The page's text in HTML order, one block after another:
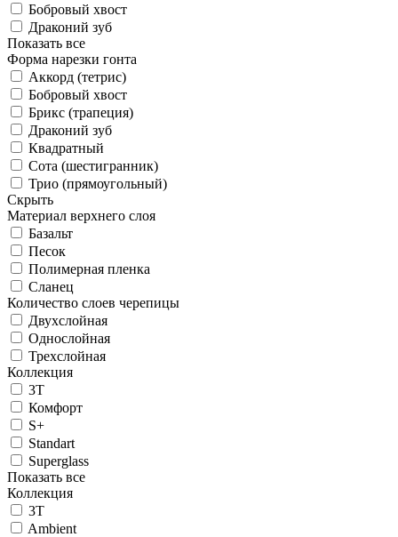
Бобровый хвост
Драконий зуб
Показать все
Форма нарезки гонта
Аккорд (тетрис)
Бобровый хвост
Брикс (трапеция)
Драконий зуб
Квадратный
Сота (шестигранник)
Трио (прямоугольный)
Скрыть
Материал верхнего слоя
Базальт
Песок
Полимерная пленка
Сланец
Количество слоев черепицы
Двухслойная
Однослойная
Трехслойная
Коллекция
3T
Комфорт
S+
Standart
Superglass
Показать все
Коллекция
3T
Ambient